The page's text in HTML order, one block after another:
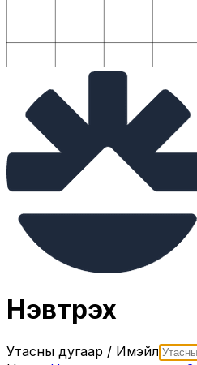
Нэвтрэх
Утасны дугаар / Имэйл